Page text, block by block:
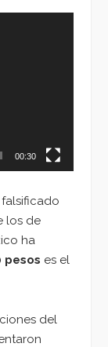
00:30
los de
ha
pesos es el
del